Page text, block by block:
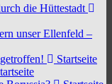
die Hüttestadt
unser Ellenfeld –
Startseite